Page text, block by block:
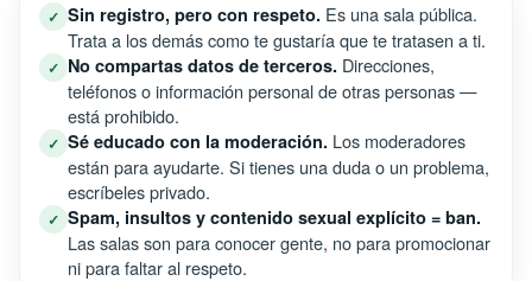
✓ Sin registro, pero con respeto. Es una sala pública.
Trata a los demás como te gustaría que te tratasen a ti.
✓ No compartas datos de terceros. Direcciones,
teléfonos o información personal de otras personas —
está prohibido.
✓ Sé educado con la moderación. Los moderadores
están para ayudarte. Si tienes una duda o un problema,
escríbeles privado.
✓ Spam, insultos y contenido sexual explícito = ban.
Las salas son para conocer gente, no para promocionar
ni para faltar al respeto.